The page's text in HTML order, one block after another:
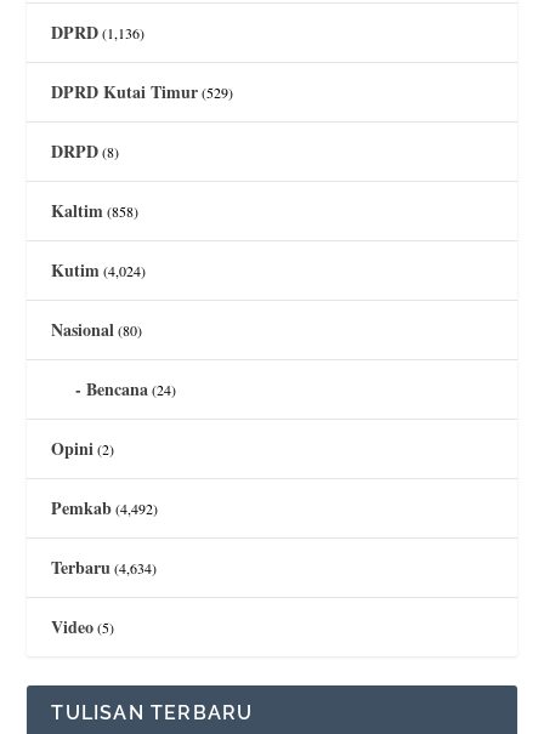
DPRD(1,136)
DPRD Kutai Timur(529)
DRPD(8)
Kaltim(858)
Kutim(4,024)
Nasional(80)
Bencana(24)
Opini(2)
Pemkab(4,492)
Terbaru(4,634)
Video(5)
TULISAN TERBARU